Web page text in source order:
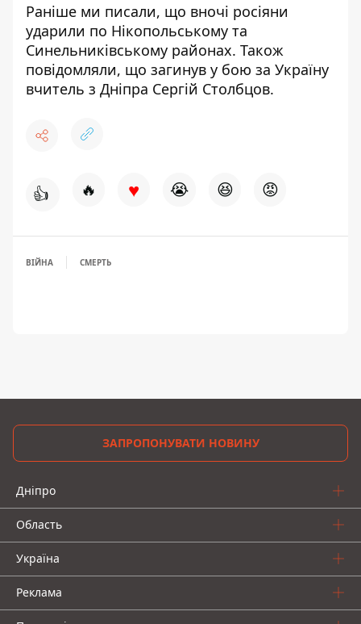
Раніше ми писали, що вночі росіяни
ударили по Нікопольському та
Синельниківському районах. Також
повідомляли, що загинув у бою за Україну
вчитель з Дніпра Сергій Столбцов.
👍 🔥 ♥ 😭 😆 😡
ВІЙНА СМЕРТЬ
ЗАПРОПОНУВАТИ НОВИНУ
Дніпро
Область
Україна
Реклама